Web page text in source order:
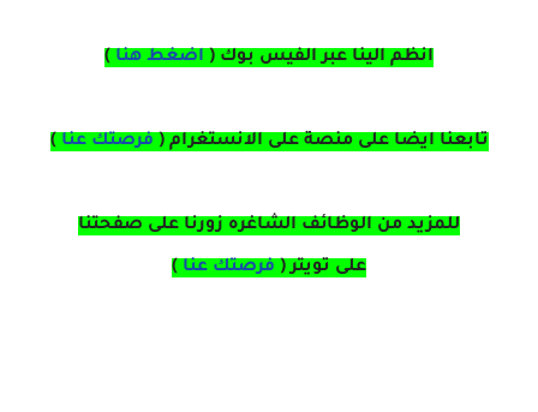
انظم الينا عبر الفيس بوك ( اضغط هنا )
تابعنا ايضا على منصة على الانستغرام ( فرصتك عنا )
للمزيد من الوظائف الشاغره زورنا على صفحتنا
على تويتر( فرصتك عنا )